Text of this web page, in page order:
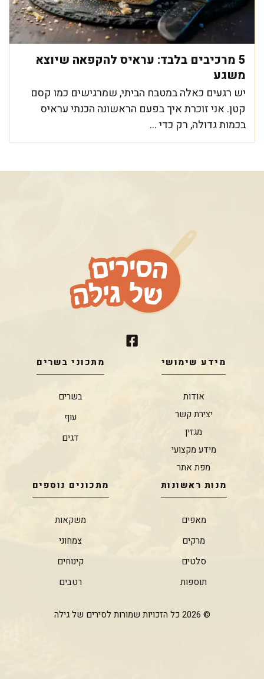
5 מרכיבים בלבד: עראיס להקפאה שיוצא
משגע
יש רגעים כאלה במטבח הביתי, שמרגישים כמו קסם
קטן. אני זוכרת איך בפעם הראשונה הכנתי עראיס
בכמות גדולה, רק כדי ...
מידע שימושי
אודות
יצירת קשר
מגזין
מידע מקצועי
מפת אתר
מתכוני בשרים
בשרים
עוף
דגים
מנות ראשונות
מאפים
מרקים
סלטים
תוספות
מתכונים נוספים
משקאות
צמחוני
קינוחים
רטבים
© 2026 כל הזכויות שמורות לסירים של גילה